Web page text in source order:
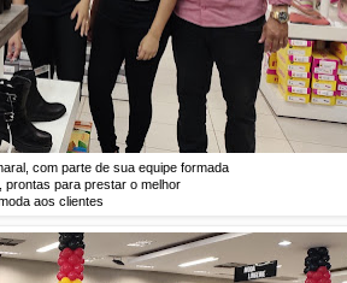
com parte de sua equipe formada
prontas para prestar o melhor
aos clientes